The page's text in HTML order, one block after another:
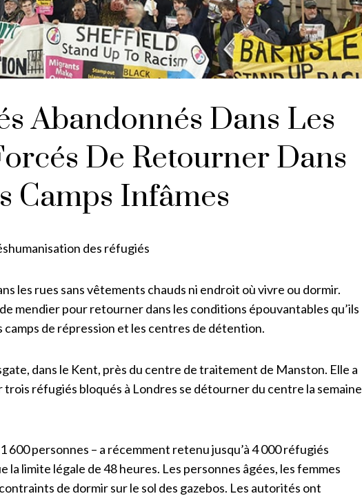
Abandonnés Dans Les
De Retourner Dans
Camps Infâmes
des réfugiés
les rues sans vêtements chauds ni endroit où vivre ou dormir.
mendier pour retourner dans les conditions épouvantables qu’ils
camps de répression et les centres de détention.
dans le Kent, près du centre de traitement de Manston. Elle a
réfugiés bloqués à Londres se détourner du centre la semaine
600 personnes – a récemment retenu jusqu’à 4 000 réfugiés
la limite légale de 48 heures. Les personnes âgées, les femmes
de dormir sur le sol des gazebos. Les autorités ont